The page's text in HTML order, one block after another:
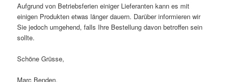
Aufgrund von Betriebsferien einiger Lieferanten kann es mit
einigen Produkten etwas länger dauern. Darüber informieren wir
Sie jedoch umgehend, falls Ihre Bestellung davon betroffen sein
sollte.
Schöne Grüsse,
Marc Benden.